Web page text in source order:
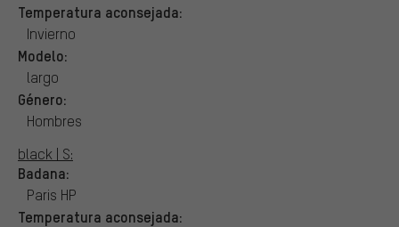
Temperatura aconsejada:
Invierno
Modelo:
largo
Género:
Hombres
black | S:
Badana:
Paris HP
Temperatura aconsejada: